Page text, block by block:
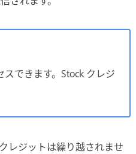
できます。Stock クレジ
レジットは繰り越されませ